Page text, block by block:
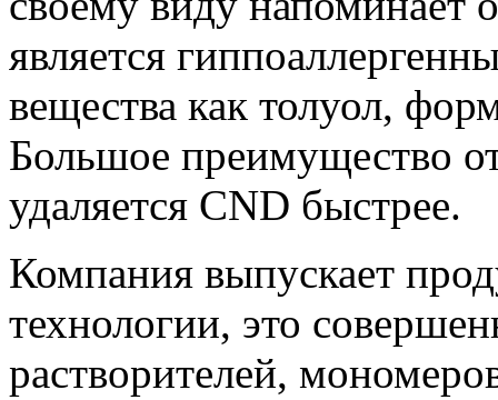
является
вещества как толуол,
Большое преимущество
удаляется CND быстрее.
Компания выпускает
технологии, это
растворителей,